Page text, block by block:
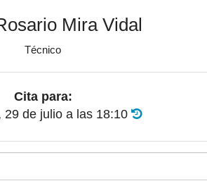
Mira Vidal
Técnico
Cita para:
29 de julio a las 18:10